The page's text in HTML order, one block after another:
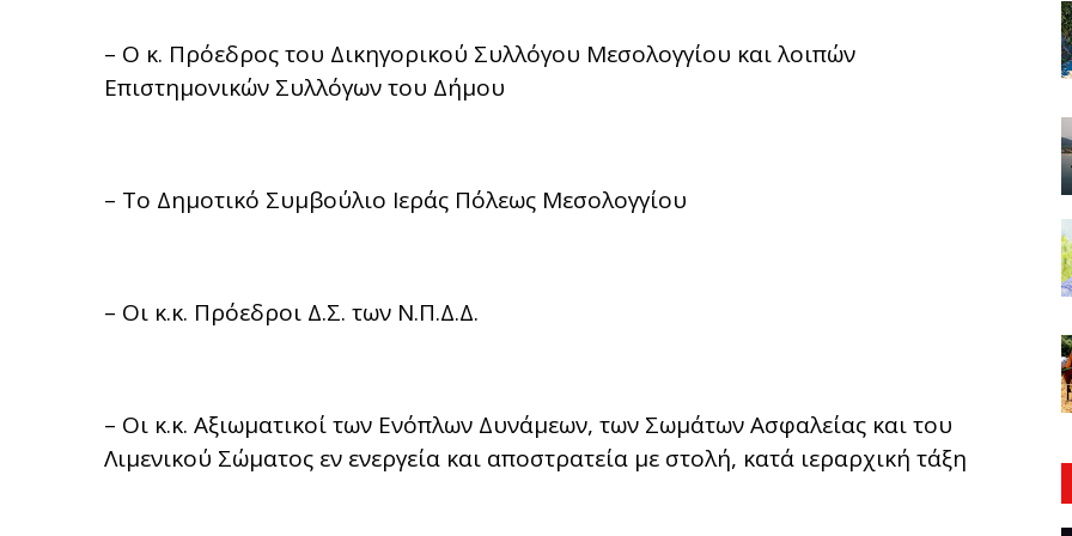
– Ο κ. Πρόεδρος του Δικηγορικού Συλλόγου Μεσολογγίου και λοιπών
Επιστημονικών Συλλόγων του Δήμου
– Το Δημοτικό Συμβούλιο Ιεράς Πόλεως Μεσολογγίου
– Οι κ.κ. Πρόεδροι Δ.Σ. των Ν.Π.Δ.Δ.
– Οι κ.κ. Αξιωματικοί των Ενόπλων Δυνάμεων, των Σωμάτων Ασφαλείας και του
Λιμενικού Σώματος εν ενεργεία και αποστρατεία με στολή, κατά ιεραρχική τάξη